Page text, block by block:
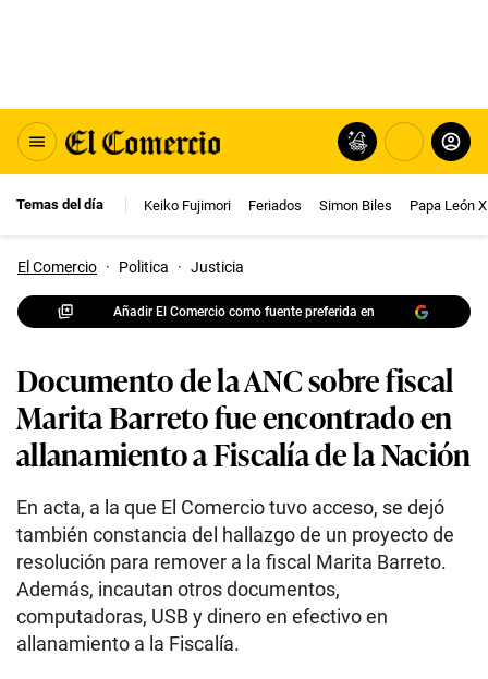
Temas del día Keiko Fujimori Feriados Simon Biles Papa León
El Comercio · Politica · Justicia
Añadir El Comercio como fuente preferida en
Documento de la ANC sobre fiscal
Marita Barreto fue encontrado en
allanamiento a Fiscalía de la Nación
En acta, a la que El Comercio tuvo acceso, se dejó
también constancia del hallazgo de un proyecto de
resolución para remover a la fiscal Marita Barreto.
Además, incautan otros documentos,
computadoras, USB y dinero en efectivo en
allanamiento a la Fiscalía.